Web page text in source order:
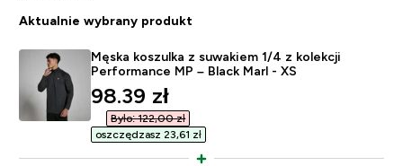
Aktualnie wybrany produkt
Męska koszulka z suwakiem 1/4 z kolekcji
Performance MP – Black Marl - XS
discounted price
98.39 zł‎
Było: 122,00 zł‎
oszczędzasz 23,61 zł‎